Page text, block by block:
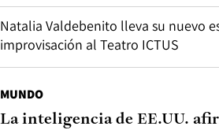
Natalia Valdebenito lleva su nuevo
improvisación al Teatro ICTUS
MUNDO
La inteligencia de EE.UU.